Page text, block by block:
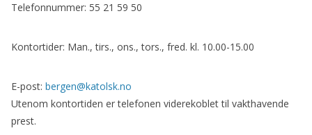
Telefonnummer: 55 21 59 50
Kontortider: Man., tirs., ons., tors., fred. kl. 10.00-15.00
E-post: bergen@katolsk.no
Utenom kontortiden er telefonen viderekoblet til vakthavende
prest.